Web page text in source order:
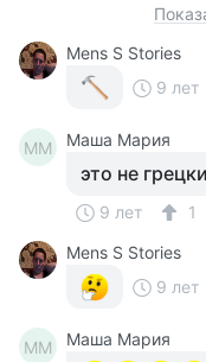
Mens S Stories
9 лет
ММ Маша Мария
это не
9 лет
1
Mens S Stories
9 лет
ММ
Маша Мария